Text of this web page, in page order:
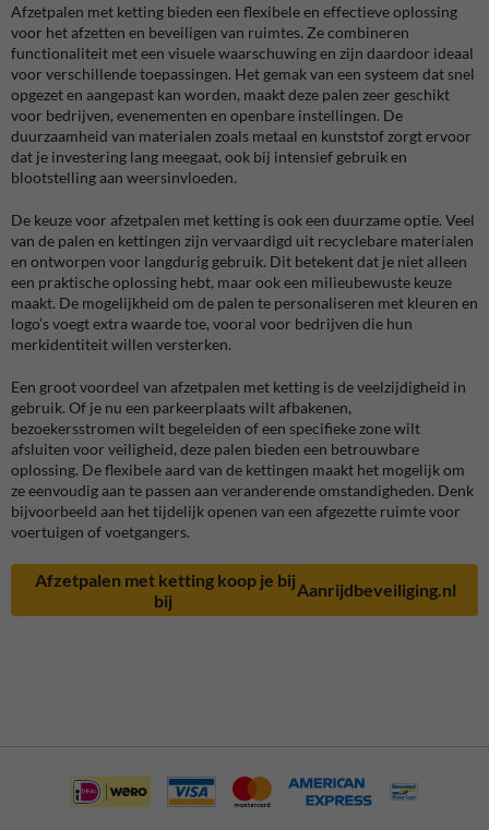
Afzetpalen met ketting bieden een flexibele en effectieve oplossing
voor het afzetten en beveiligen van ruimtes. Ze combineren
functionaliteit met een visuele waarschuwing en zijn daardoor ideaal
voor verschillende toepassingen. Het gemak van een systeem dat snel
opgezet en aangepast kan worden, maakt deze palen zeer geschikt
voor bedrijven, evenementen en openbare instellingen. De
duurzaamheid van materialen zoals metaal en kunststof zorgt ervoor
dat je investering lang meegaat, ook bij intensief gebruik en
blootstelling aan weersinvloeden.
De keuze voor afzetpalen met ketting is ook een duurzame optie. Veel
van de palen en kettingen zijn vervaardigd uit recyclebare materialen
en ontworpen voor langdurig gebruik. Dit betekent dat je niet alleen
een praktische oplossing hebt, maar ook een milieubewuste keuze
maakt. De mogelijkheid om de palen te personaliseren met kleuren en
logo’s voegt extra waarde toe, vooral voor bedrijven die hun
merkidentiteit willen versterken.
Een groot voordeel van afzetpalen met ketting is de veelzijdigheid in
gebruik. Of je nu een parkeerplaats wilt afbakenen,
bezoekersstromen wilt begeleiden of een specifieke zone wilt
afsluiten voor veiligheid, deze palen bieden een betrouwbare
oplossing. De flexibele aard van de kettingen maakt het mogelijk om
ze eenvoudig aan te passen aan veranderende omstandigheden. Denk
bijvoorbeeld aan het tijdelijk openen van een afgezette ruimte voor
voertuigen of voetgangers.
Afzetpalen met ketting koop je bij
bij
Aanrijdbeveiliging.nl